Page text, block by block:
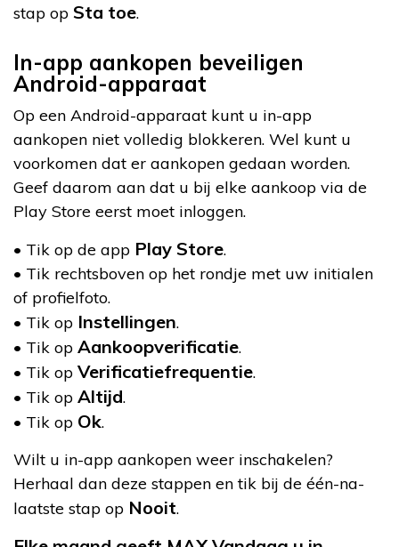
stap op Sta toe.
In-app aankopen beveiligen
Android-apparaat
Op een Android-apparaat kunt u in-app
aankopen niet volledig blokkeren. Wel kunt u
voorkomen dat er aankopen gedaan worden.
Geef daarom aan dat u bij elke aankoop via de
Play Store eerst moet inloggen.
• Tik op de app Play Store.
• Tik rechtsboven op het rondje met uw initialen
of profielfoto.
• Tik op Instellingen.
• Tik op Aankoopverificatie.
• Tik op Verificatiefrequentie.
• Tik op Altijd.
• Tik op Ok.
Wilt u in-app aankopen weer inschakelen?
Herhaal dan deze stappen en tik bij de één-na-
laatste stap op Nooit.